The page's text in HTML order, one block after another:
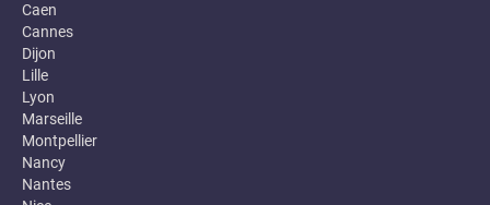
Caen
Cannes
Dijon
Lille
Lyon
Marseille
Montpellier
Nancy
Nantes